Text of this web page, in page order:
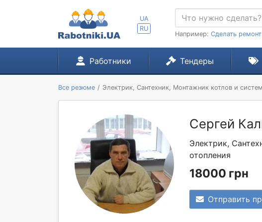
UA
RU
Например: Сделать
Работники Тендеры
Все резюме Электрик, Сантехник, Монтажник котлов и
Сергей
Электрик,
отопления
18000 грн
Отправить